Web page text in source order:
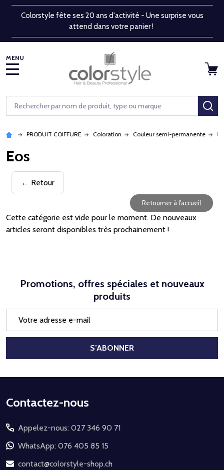
Colorstyle fête ses 20 ans d'activité - Une surprise vous
attend dans votre panier !
Rechercher
PRODUIT COIFFURE Coloration Couleur semi-permanente
Eos
← Retour
Retourner à l'accueil
Cette catégorie est vide pour le moment. De nouveaux
articles seront disponibles très prochainement !
Promotions, offres spéciales et nouveaux
produits
mail
S’ABONNER
Début
pied
de
page
Contactez-nous
Appelez-nous: 027 346 90 71
WhatsApp: 076 405 85 15
contact@colorstyle-shop.ch